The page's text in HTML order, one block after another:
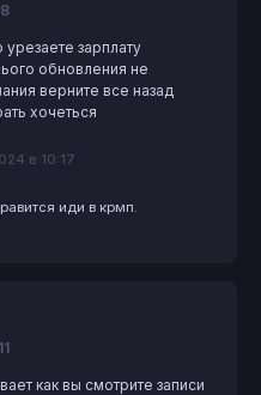
зарплату
обновления не
верните все назад
хочеться
в 10:17
иди в крмп.
как вы смотрите записи